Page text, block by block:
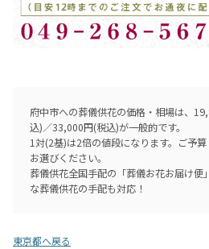
府中市への葬儀供花の価格・相場は、
込)／33,000円(税込)が一般的です。
1対(2基)は2倍の値段になります。ご予
お選びください。
葬儀供花全国手配の「葬儀お花お届け便
な葬儀供花の手配も対応！
東京都へ戻る